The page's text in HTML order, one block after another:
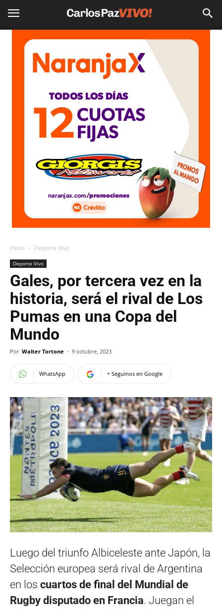
Inicio Deporte Vivo
Deporte Vivo
Gales, por tercera vez en la
historia, será el rival de Los
Pumas en una Copa del
Mundo
Por Walter Tortone - 9 octubre, 2023
WhatsApp + Seguinos en Google
Luego del triunfo Albiceleste ante Japón, la
Selección europea será rival de Argentina
en los cuartos de final del Mundial de
Rugby disputado en Francia. Juegan el